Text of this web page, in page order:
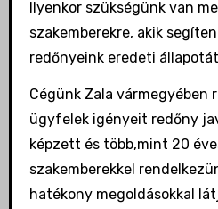
Ilyenkor szükségünk van
szakemberekre, akik
redőnyeink eredeti
Cégünk Zala vármegyében
ügyfelek igényeit redőny
képzett és több,mint 20
szakemberekkel
hatékony megoldásokkal